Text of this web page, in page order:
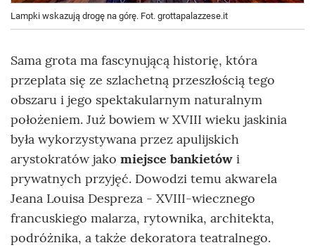
Lampki wskazują drogę na górę. Fot. grottapalazzese.it
Sama grota ma fascynującą historię, która
przeplata się ze szlachetną przeszłością tego
obszaru i jego spektakularnym naturalnym
położeniem. Już bowiem w XVIII wieku jaskinia
była wykorzystywana przez apulijskich
arystokratów jako miejsce bankietów i
prywatnych przyjęć. Dowodzi temu akwarela
Jeana Louisa Despreza - XVIII-wiecznego
francuskiego malarza, rytownika, architekta,
podróżnika, a także dekoratora teatralnego.